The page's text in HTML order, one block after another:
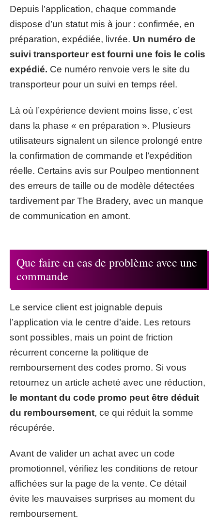
Depuis l’application, chaque commande
dispose d’un statut mis à jour : confirmée, en
préparation, expédiée, livrée. Un numéro de
suivi transporteur est fourni une fois le colis
expédié. Ce numéro renvoie vers le site du
transporteur pour un suivi en temps réel.
Là où l’expérience devient moins lisse, c’est
dans la phase « en préparation ». Plusieurs
utilisateurs signalent un silence prolongé entre
la confirmation de commande et l’expédition
réelle. Certains avis sur Poulpeo mentionnent
des erreurs de taille ou de modèle détectées
tardivement par The Bradery, avec un manque
de communication en amont.
Que faire en cas de problème avec une
commande
Le service client est joignable depuis
l’application via le centre d’aide. Les retours
sont possibles, mais un point de friction
récurrent concerne la politique de
remboursement des codes promo. Si vous
retournez un article acheté avec une réduction,
le montant du code promo peut être déduit
du remboursement, ce qui réduit la somme
récupérée.
Avant de valider un achat avec un code
promotionnel, vérifiez les conditions de retour
affichées sur la page de la vente. Ce détail
évite les mauvaises surprises au moment du
remboursement.